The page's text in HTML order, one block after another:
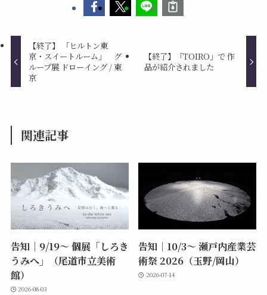
【終了】 「ヒルトン東
京・スイートルーム」 グ
ループ展 ドローイング / 東
京
【終了】「TOIRO」で 作
品が紹介されました
関連記事
告知｜9/19〜 個展「しろき
うみへ」（尾道市立美術
館）
2026-08-03
告知｜10/3〜 瀬戸内産業芸
術祭 2026（玉野/岡山）
2026-07-14